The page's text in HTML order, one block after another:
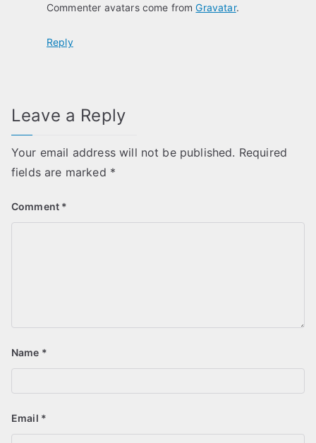
Commenter avatars come fromGravatar.
Reply
Leave a Reply
Your email address will not be published. Required
fields are marked *
Comment *
Name *
Email *